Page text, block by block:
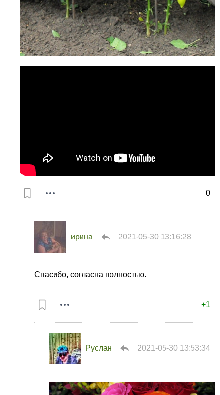
0
ирина 2021-05-30 13:16:28
+1
Спасибо, согласна полностью.
Руслан 2021-05-30 13:53:34